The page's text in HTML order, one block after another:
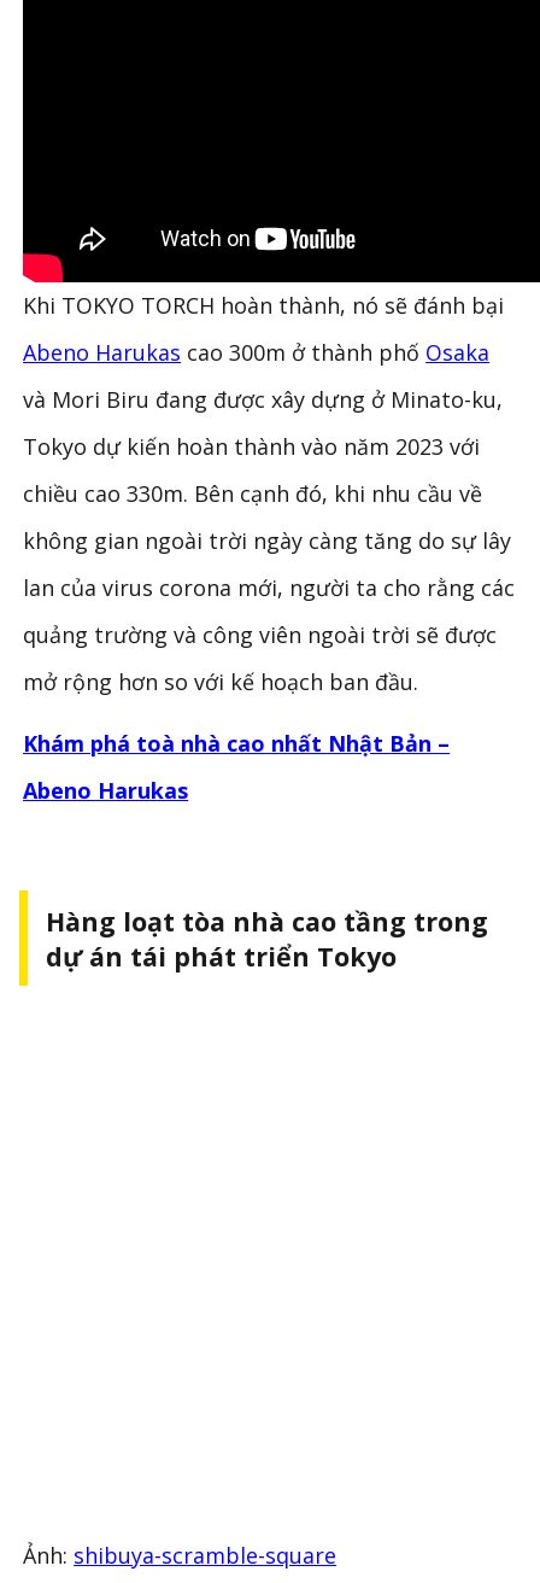
Khi TOKYO TORCH hoàn thành, nó sẽ đánh bại
Abeno Harukas cao 300m ở thành phố Osaka
và Mori Biru đang được xây dựng ở Minato-ku,
Tokyo dự kiến ​​hoàn thành vào năm 2023 với
chiều cao 330m. Bên cạnh đó, khi nhu cầu về
không gian ngoài trời ngày càng tăng do sự lây
lan của virus corona mới, người ta cho rằng các
quảng trường và công viên ngoài trời sẽ được
mở rộng hơn so với kế hoạch ban đầu.
Khám phá toà nhà cao nhất Nhật Bản –
Abeno Harukas
Hàng loạt tòa nhà cao tầng trong
dự án tái phát triển Tokyo
Ảnh: shibuya-scramble-square